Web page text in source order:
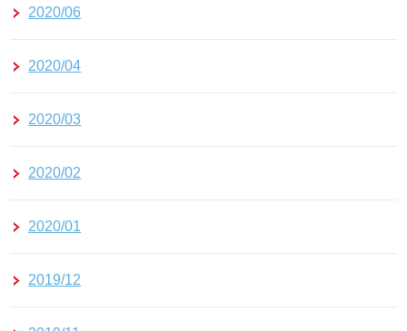
2020/06
2020/04
2020/03
2020/02
2020/01
2019/12